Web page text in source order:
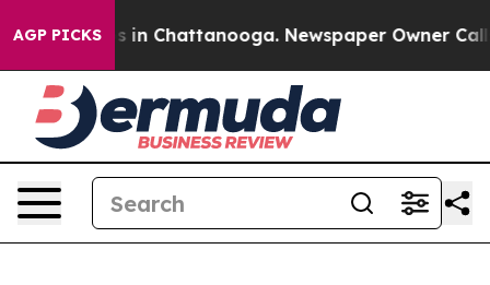
AGP PICKS
Chaos in Chattanooga. Newspaper Owner Calls